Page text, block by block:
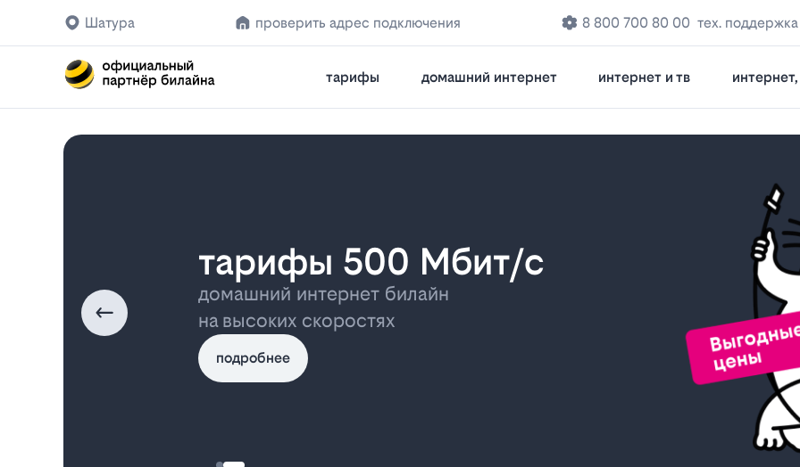
Шатура проверить адрес подключения 8 800 700 80 00 тех. поддержка
тарифы домашний интернет интернет и тв
тарифы 500 Мбит/с
домашний интернет билайн
на высоких скоростях
подробнее